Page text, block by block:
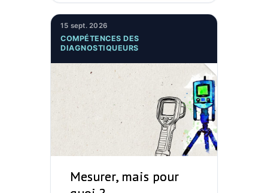
15 sept. 2026
COMPÉTENCES DES
DIAGNOSTIQUEURS
Mesurer, mais pour